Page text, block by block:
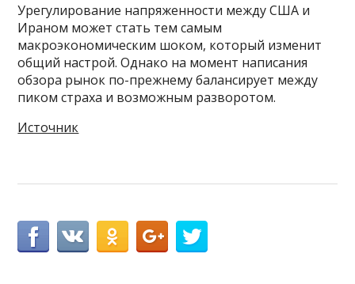
Урегулирование напряженности между США и
Ираном может стать тем самым
макроэкономическим шоком, который изменит
общий настрой. Однако на момент написания
обзора рынок по-прежнему балансирует между
пиком страха и возможным разворотом.
Источник